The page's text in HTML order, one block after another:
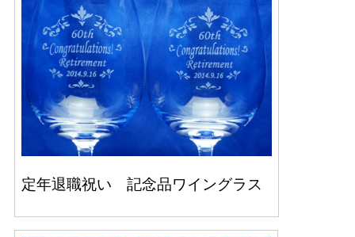
定年退職祝い 記念品ワイングラス